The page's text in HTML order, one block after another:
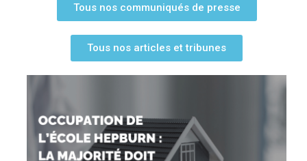
Tous nos communiqués de presse
Tous nos articles et tribunes